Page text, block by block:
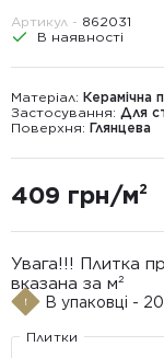
Артикул - 862031
В наявності
Матеріал: Керамічна
Застосування: Для
Поверхня: Глянцева
409 грн/м²
Увага!!! Плитка
вказана за м²
В упаковці -
Плитки